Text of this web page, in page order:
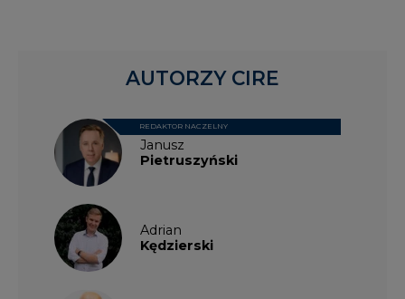
Janusz
Pietruszyński
REDAKTOR NACZELNY
Adrian
Kędzierski
AUTORZY CIRE